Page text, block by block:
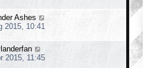
Ashes
2015, 10:41
2015, 11:45